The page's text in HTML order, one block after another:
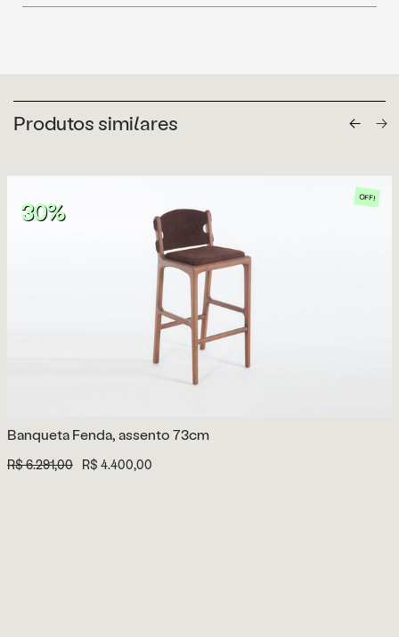
Produtos similares
30%
OFF!
Banqueta Fenda, assento 73cm
R$ 6.291,00 R$ 4.400,00